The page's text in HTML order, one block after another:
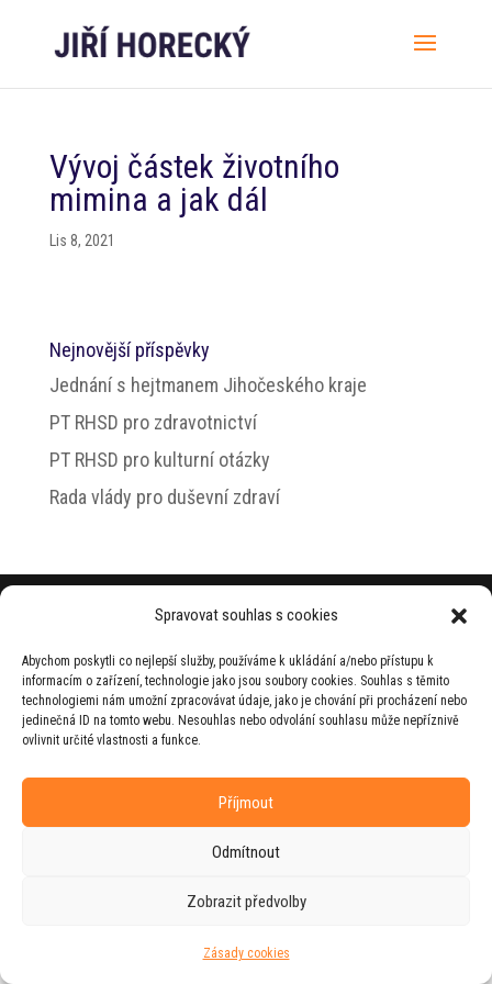
Spravovat souhlas s cookies
Abychom poskytli co nejlepší služby, používáme k ukládání a/nebo přístupu k
informacím o zařízení, technologie jako jsou soubory cookies. Souhlas s těmito
technologiemi nám umožní zpracovávat údaje, jako je chování při procházení nebo
jedinečná ID na tomto webu. Nesouhlas nebo odvolání souhlasu může nepříznivě
ovlivnit určité vlastnosti a funkce.
Příjmout
Odmítnout
Zobrazit předvolby
Zásady cookies
Vývoj částek životního
mimina a jak dál
Lis 8, 2021
Nejnovější příspěvky
Jednání s hejtmanem Jihočeského kraje
PT RHSD pro zdravotnictví
PT RHSD pro kulturní otázky
Rada vlády pro duševní zdraví
© 2026 Jiří Horecký – Osobní stránky Jiřího
Web vytvořila firmaRUDIve spolupráci s
agenturouZEST BRAND.